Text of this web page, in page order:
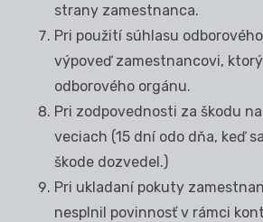
strany zamestnanca.
Pri použití súhlasu
výpoveď zamestnancovi,
odborového orgánu.
Pri zodpovednosti za škodu
veciach (15 dní odo dňa, keď
škode dozvedel.)
Pri ukladaní pokuty
nesplnil povinnosť v rámci